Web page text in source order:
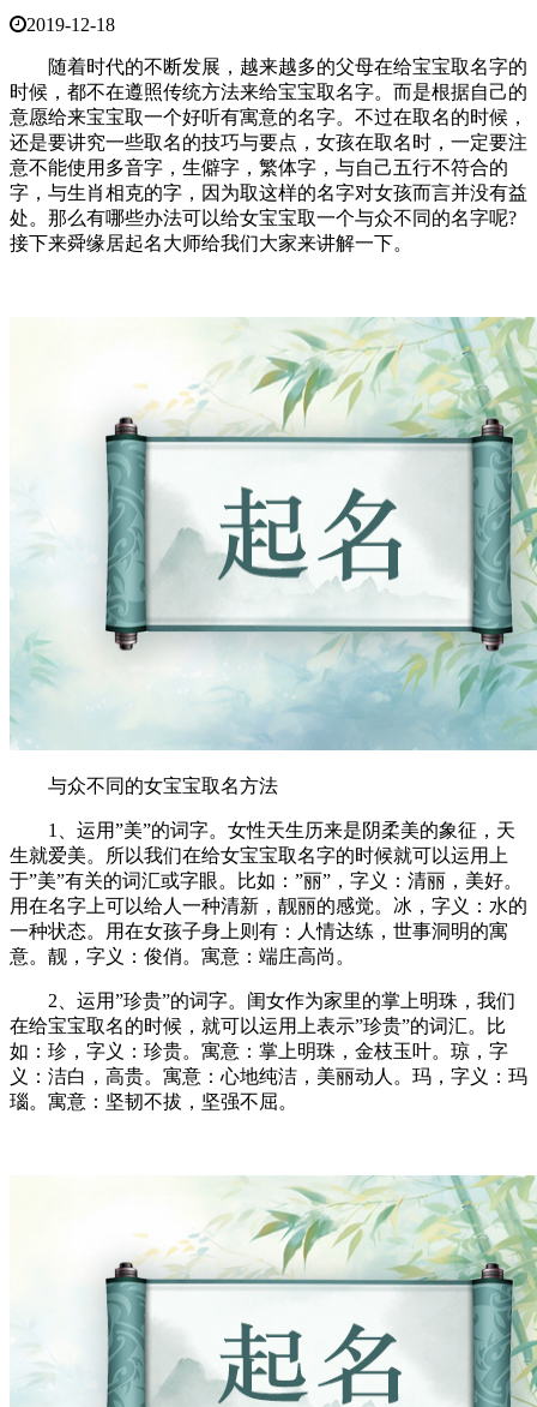
2019-12-18
随着时代的不断发展，越来越多的父母在给宝宝取名字的
时候，都不在遵照传统方法来给宝宝取名字。而是根据自己的
意愿给来宝宝取一个好听有寓意的名字。不过在取名的时候，
还是要讲究一些取名的技巧与要点，女孩在取名时，一定要注
意不能使用多音字，生僻字，繁体字，与自己五行不符合的
字，与生肖相克的字，因为取这样的名字对女孩而言并没有益
处。那么有哪些办法可以给女宝宝取一个与众不同的名字呢?
接下来舜缘居起名大师给我们大家来讲解一下。
与众不同的女宝宝取名方法
1、运用”美”的词字。女性天生历来是阴柔美的象征，天
生就爱美。所以我们在给女宝宝取名字的时候就可以运用上
于”美”有关的词汇或字眼。比如：”丽”，字义：清丽，美好。
用在名字上可以给人一种清新，靓丽的感觉。冰，字义：水的
一种状态。用在女孩子身上则有：人情达练，世事洞明的寓
意。靓，字义：俊俏。寓意：端庄高尚。
2、运用”珍贵”的词字。闺女作为家里的掌上明珠，我们
在给宝宝取名的时候，就可以运用上表示”珍贵”的词汇。比
如：珍，字义：珍贵。寓意：掌上明珠，金枝玉叶。琼，字
义：洁白，高贵。寓意：心地纯洁，美丽动人。玛，字义：玛
瑙。寓意：坚韧不拔，坚强不屈。